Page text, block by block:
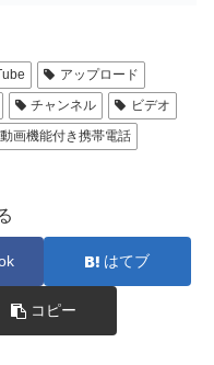
アップロード
チャンネル
ビデオ
動画機能付き携帯電話
はてブ
コピー